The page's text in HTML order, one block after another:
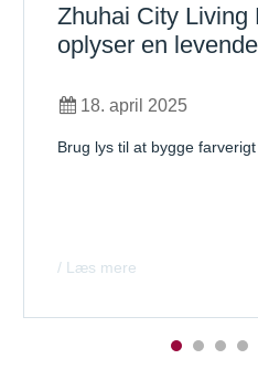
Zhuhai City Living
oplyser en
18. april 2025
Brug lys til at bygge
/ Læs mere